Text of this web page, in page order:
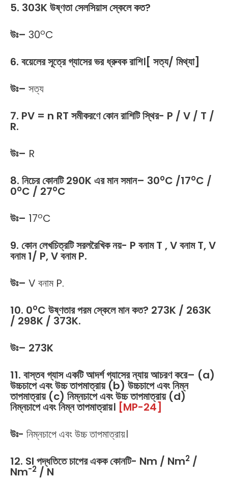
5. 303K উষ্ণতা সেলসিয়াস স্কেলে কত?
উঃ– 30oC
6. বয়েলের সূত্রে গ্যাসের ভর ধ্রুবক রাশি।[ সত্য/ মিথ্যা]
উঃ– সত্য
7. PV = n RT সমীকরণে কোন রাশিটি স্থির- P / V / T /
R.
উঃ– R
8. নিচের কোনটি 290K এর মান সমান– 30oC /17oC /
0oC / 27oC
উঃ– 17oC
9. কোন লেখচিত্রটি সরলরৈখিক নয়- P বনাম T , V বনাম T, V
বনাম 1/ P, V বনাম P.
উঃ– V বনাম P.
10. 0oC উষ্ণতার পরম স্কেলে মান কত? 273K / 263K
/ 298K / 373K.
উঃ– 273K
11. বাস্তব গ্যাস একটি আদর্শ গ্যাসের ন্যায় আচরণ করে– (a)
উচ্চচাপে এবং উচ্চ তাপমাত্রায় (b) উচ্চচাপে এবং নিম্ন
তাপমাত্রায় (c) নিম্নচাপে এবং উচ্চ তাপমাত্রায় (d)
নিম্নচাপে এবং নিম্ন তাপমাত্রায়। [MP-24]
উঃ- নিম্নচাপে এবং উচ্চ তাপমাত্রায়।
12. SI পদ্ধতিতে চাপের একক কোনটি- Nm / Nm2 /
Nm-2 / N